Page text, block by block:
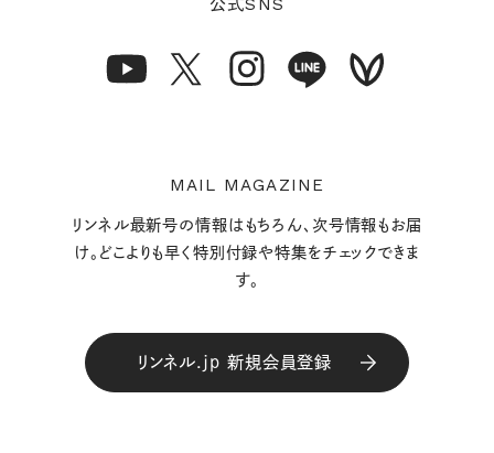
公式
MAIL MAGAZINE
リンネル最新号の情報はもちろん、次号情報もお届
け。どこよりも早く特別付録や特集をチェックできま
す。
リンネル.jp 新規会員登録